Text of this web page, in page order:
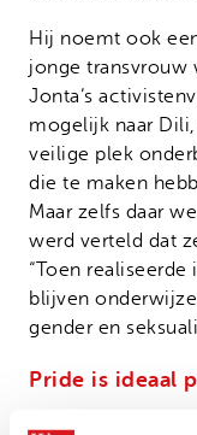
Hij noemt ook
jonge transvrouw
Jonta’s
mogelijk naar
veilige plek
die te maken
Maar zelfs daar
werd verteld dat
“Toen
blijven
gender en
Pride is ideaal